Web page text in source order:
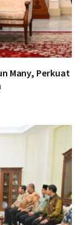
Many, Perkuat